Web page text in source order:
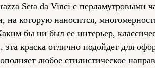
Seta da Vinci с перламутровыми
на которую наносится,
бы ни был ее интерьер,
эта краска отлично подойдет для
любое стилистическое